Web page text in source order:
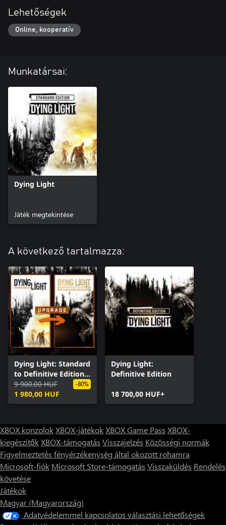
Lehetőségek
Online, kooperatív
Munkatársai:
Dying Light
Játék megtekintése
A következő tartalmazza:
Dying Light: Standard
to Definitive Edition
Upgrade
9 900,00 HUF
1 980,00 HUF
-80%
Dying Light:
Definitive Edition
18 700,00 HUF+
XBOX konzolokXBOX-játékokXBOX Game Pass XBOX-
kiegészítőkXBOX-támogatás Visszajelzés Közösségi normák
Figyelmeztetés fényérzékenység által okozott rohamra
Microsoft-fiók Microsoft Store-támogatás Visszaküldés Rendelés
követése
Játékok
Magyar (Magyarország)
Adatvédelemmel kapcsolatos választási lehetőségek